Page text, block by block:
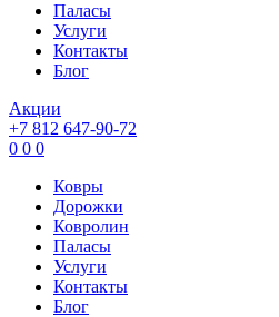
Паласы
Услуги
Контакты
Блог
Акции
+7 812 647-90-72
0 0 0
Ковры
Дорожки
Ковролин
Паласы
Услуги
Контакты
Блог